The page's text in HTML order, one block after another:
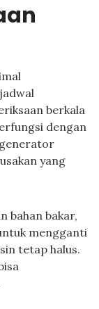
berkala
dengan
yang
bahan bakar,
mengganti
tetap halus.